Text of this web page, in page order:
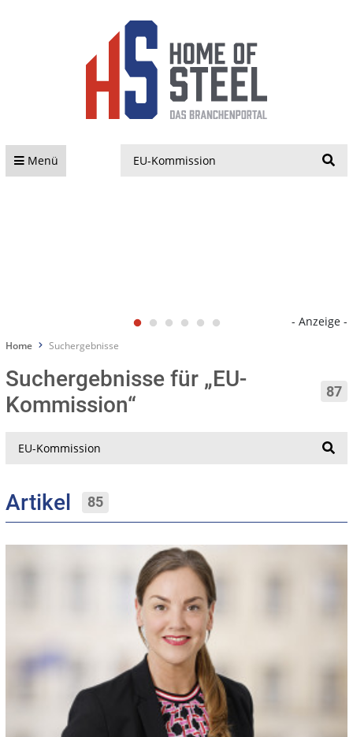
Menü
- Anzeige -
Home Suchergebnisse
Suchergebnisse für „EU-
Kommission“
87
Artikel 85